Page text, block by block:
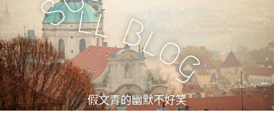
e
n
u
c
n
t
e
n
t
Sll Bl
og
假文青的幽默不好笑